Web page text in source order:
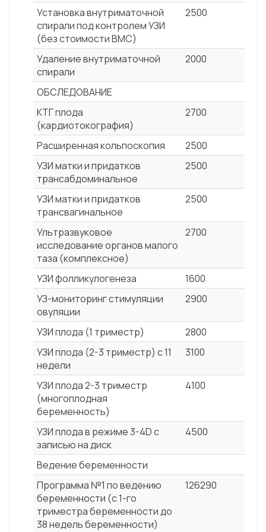
Установка внутриматочной
спирали под контролем УЗИ
(без стоимости ВМС)
2500
Удаление внутриматочной
спирали
2000
ОБСЛЕДОВАНИЕ
КТГ плода
(кардиотокография)
2700
Расширенная кольпоскопия
2500
УЗИ матки и придатков
трансабдоминальное
2500
УЗИ матки и придатков
трансвагинальное
2500
Ультразвуковое
исследование органов малого
таза (комплексное)
2700
УЗИ фолликулогенеза
1600
УЗ-мониторинг стимуляции
овуляции
2900
УЗИ плода (1 триместр)
2800
УЗИ плода (2-3 триместр) с 11
недели
3100
УЗИ плода 2-3 триместр
(многоплодная
беременность)
4100
УЗИ плода в режиме 3-4D с
записью на диск
4500
Ведение беременности
Программа №1 по ведению
беременности (с 1-го
триместра беременности до
38 недель беременности)
126290